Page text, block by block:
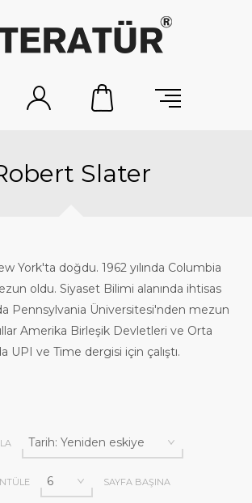
Slater
York'ta doğdu. 1962 yılında Columbia
oldu. Siyaset Bilimi alanında ihtisas
Pennsylvania Üniversitesi'nden mezun
Amerika Birleşik Devletleri ve Orta
UPI ve Time dergisi için çalıştı.
SAYFA BAŞINA